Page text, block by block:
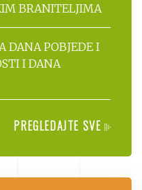
BRANITELJIMA
DANA POBJEDE I
I DANA
PREGLEDAJTE SVE